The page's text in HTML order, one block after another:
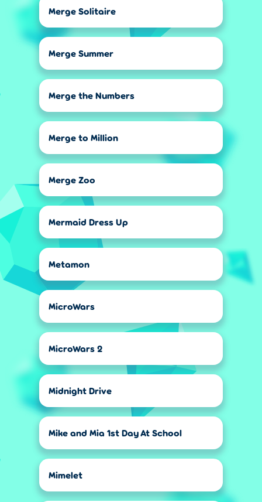
Merge Solitaire
Merge Summer
Merge the Numbers
Merge to Million
Merge Zoo
Mermaid Dress Up
Metamon
MicroWars
MicroWars 2
Midnight Drive
Mike and Mia 1st Day At School
Mimelet